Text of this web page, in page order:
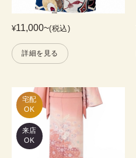
¥11,000~(税込)
詳細を見る
宅配
OK
来店
OK